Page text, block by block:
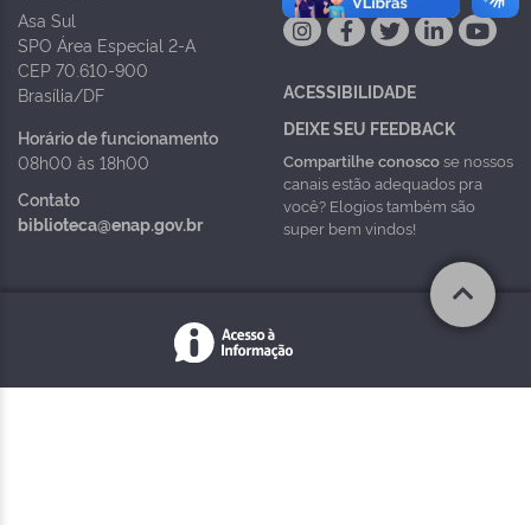
Asa Sul
SPO Área Especial 2-A
CEP 70.610-900
Brasília/DF
Horário de funcionamento
08h00 às 18h00
Contato
biblioteca@enap.gov.br
ACESSIBILIDADE
DEIXE SEU FEEDBACK
Compartilhe conoscose nossos
canais estão adequados pra
você? Elogios também são
super bem vindos!